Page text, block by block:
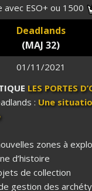
avec ESO+ ou 1500
Deadlands
(MAJ 32)
01/11/2021
LES PORTES
: Une
zones à
d’histoire
de collection
gestion des